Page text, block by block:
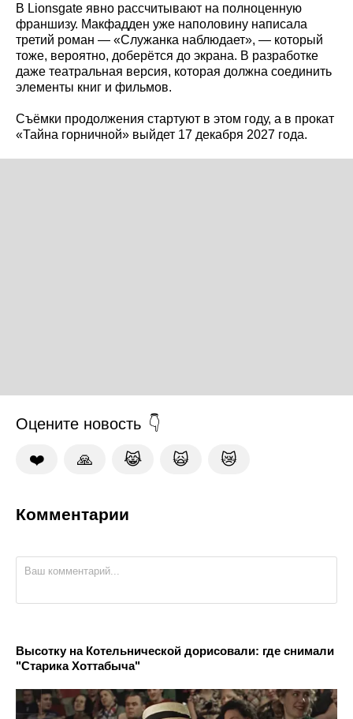
В Lionsgate явно рассчитывают на полноценную
франшизу. Макфадден уже наполовину написала
третий роман — «Служанка наблюдает», — который
тоже, вероятно, доберётся до экрана. В разработке
даже театральная версия, которая должна соединить
элементы книг и фильмов.
Съёмки продолжения стартуют в этом году, а в прокат
«Тайна горничной» выйдет 17 декабря 2027 года.
Оцените новость
❤️ 🙏 😹 🙀 😿
Комментарии
Высотку на Котельнической дорисовали: где снимали
"Старика Хоттабыча"